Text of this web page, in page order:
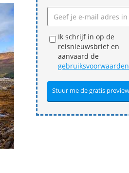
Ik schrijf in op de
reisnieuwsbrief en
aanvaard de
gebruiksvoorwaarden